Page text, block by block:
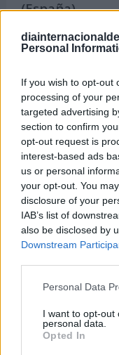
Personal
If you wish to opt-out
processing of your
targeted advertising
section to confirm
opt-out request is
interest-based ads
us or personal
your opt-out. You
disclosure of your
IAB’s list of
also be disclosed by
Downstream
Personal Data
I want to opt-out
personal data.
Opted In
(España)
Calendario
Calendario
Calendario de
2027
Calcula la
Sumar o
fecha
Calcular días
¿Cuántos días
¿Quién cumple